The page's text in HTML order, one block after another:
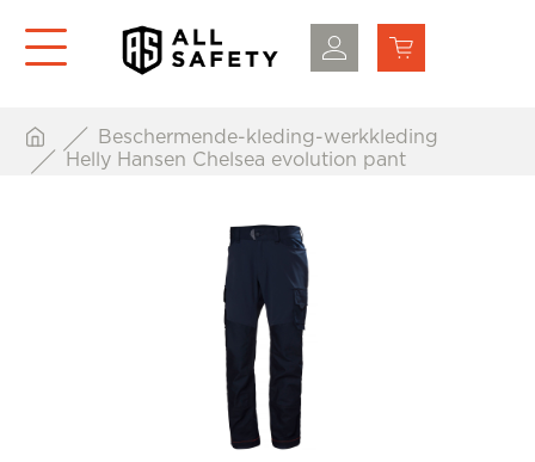
Beschermende-kleding-werkkleding
Helly Hansen Chelsea evolution pant